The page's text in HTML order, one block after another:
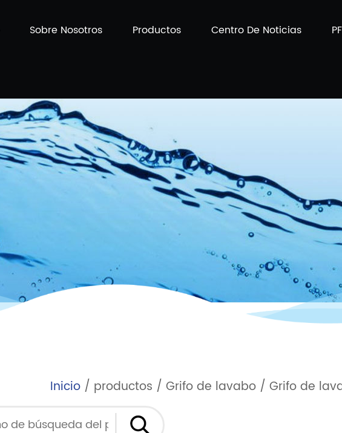
Sobre Nosotros Productos Centro De Noticias PF
Inicio / productos / Grifo de lavabo / Grifo de